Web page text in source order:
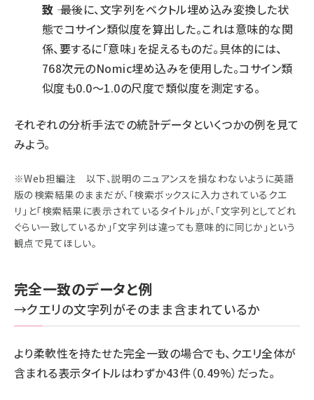
致 ―― 最後に、文字列をベクトル埋め込み変換した状
態でコサイン類似度を算出した。これは意味的な関
係、要するに「意味」を捉えるものだ。具体的には、
768次元のNomic埋め込みを使用した。コサイン類
似度も0.0～1.0の尺度で類似度を測定する。
それぞれの分析手法での統計データといくつかの例を見て
みよう。
※Web担編注 以下、説明のニュアンスを損なわないように英語
版の検索結果のままだが、「検索ボックスに入力されているクエ
リ」と「検索結果に表示されているタイトル」が、「文字列としてどれ
ぐらい一致しているか」「文字列は違っても意味的に同じか」という
観点で見てほしい。
完全一致のデータと例
→クエリの文字列がそのまま含まれているか
より柔軟性を持たせた完全一致の場合でも、クエリ全体が
含まれる表示タイトルはわずか43件（0.49%）だった。